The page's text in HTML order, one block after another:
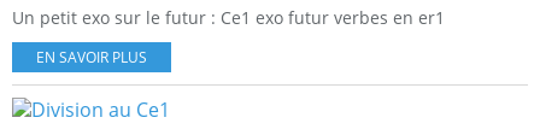
Un petit exo sur le futur : Ce1 exo futur verbes en er1
EN SAVOIR PLUS